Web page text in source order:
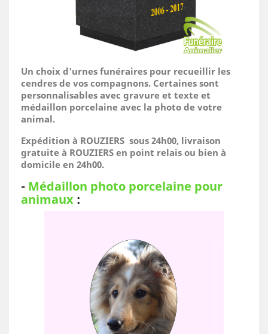
Un choix d'urnes funéraires pour recueillir les
cendres de vos compagnons. Certaines sont
personnalisables avec gravure et texte et
médaillon porcelaine avec la photo de votre
animal.
Expédition à ROUZIERS sous 24h00, livraison
gratuite à ROUZIERS en point relais ou bien à
domicile en 24h00.
- Médaillon photo porcelaine pour
animaux :